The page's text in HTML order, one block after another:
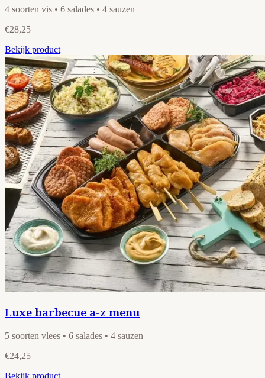
4 soorten vis • 6 salades • 4 sauzen
€28,25
Bekijk product
Luxe barbecue a-z menu
5 soorten vlees • 6 salades • 4 sauzen
€24,25
Bekijk product